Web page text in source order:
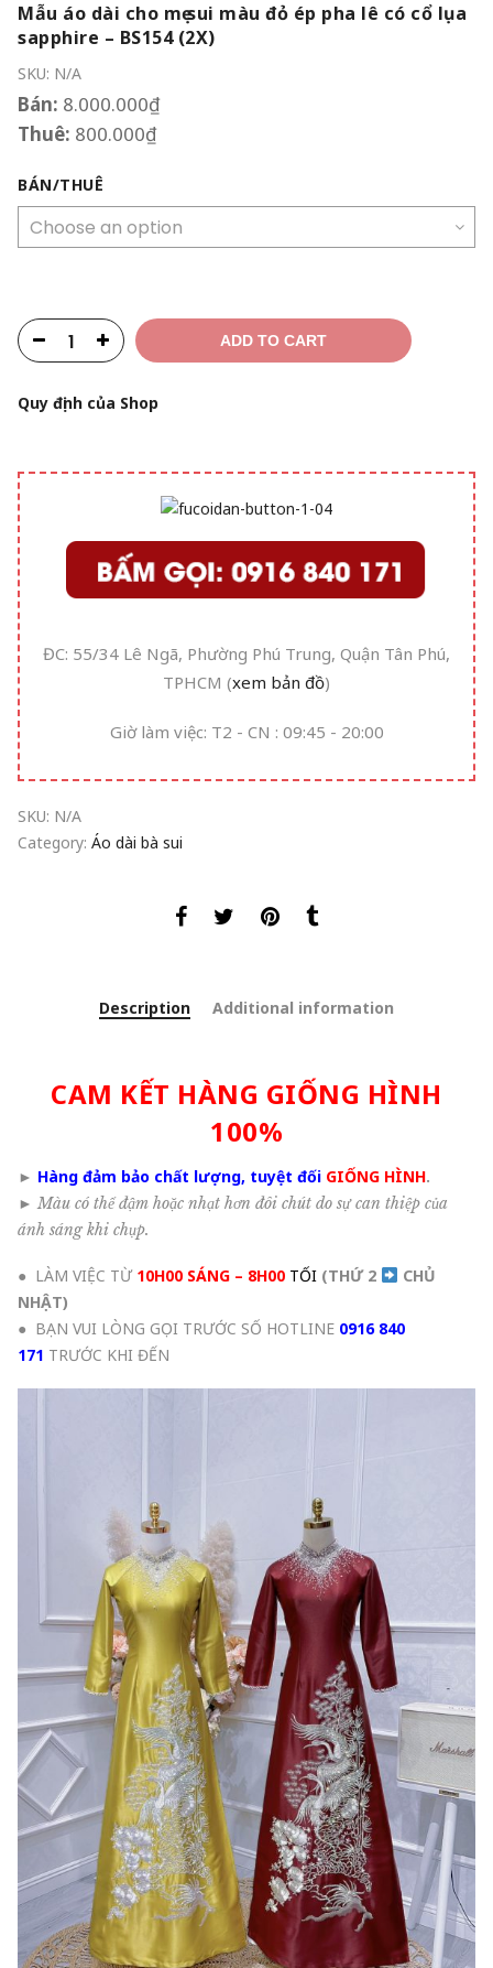
Mẫu áo dài cho mẹ sui màu đỏ ép pha lê có cổ lụa
sapphire – BS154 (2X)
SKU: N/A
Bán: 8.000.000₫
Thuê: 800.000₫
BÁN/THUÊ
ADD TO CART
Quy định của Shop
ĐC: 55/34 Lê Ngã, Phường Phú Trung, Quận Tân Phú,
TPHCM (xem bản đồ)
Giờ làm việc: T2 - CN : 09:45 - 20:00
SKU: N/A
Category: Áo dài bà sui
Description Additional information
CAM KẾT HÀNG GIỐNG HÌNH
100%
► Hàng đảm bảo chất lượng, tuyệt đối GIỐNG HÌNH.
► Màu có thể đậm hoặc nhạt hơn đôi chút do sự can thiệp của
ánh sáng khi chụp.
● LÀM VIỆC TỪ 10H00 SÁNG – 8H00 TỐI (THỨ 2
CHỦ
NHẬT)
● BẠN VUI LÒNG GỌI TRƯỚC SỐ HOTLINE 0916 840
171 TRƯỚC KHI ĐẾN